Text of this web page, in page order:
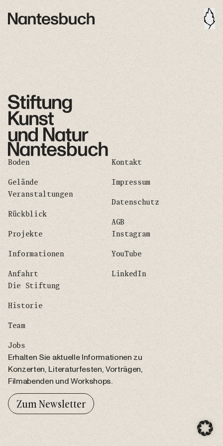
Boden
Gelände
Veranstaltungen
Rückblick
Projekte
Informationen
Anfahrt
Die Stiftung
Historie
Team
Jobs
Kontakt
Impressum
Datenschutz
AGB
Instagram
YouTube
LinkedIn
Erhalten Sie aktuelle Informationen zu
Konzerten, Literaturfesten, Vorträgen,
Filmabenden und Workshops.
Zum Newsletter